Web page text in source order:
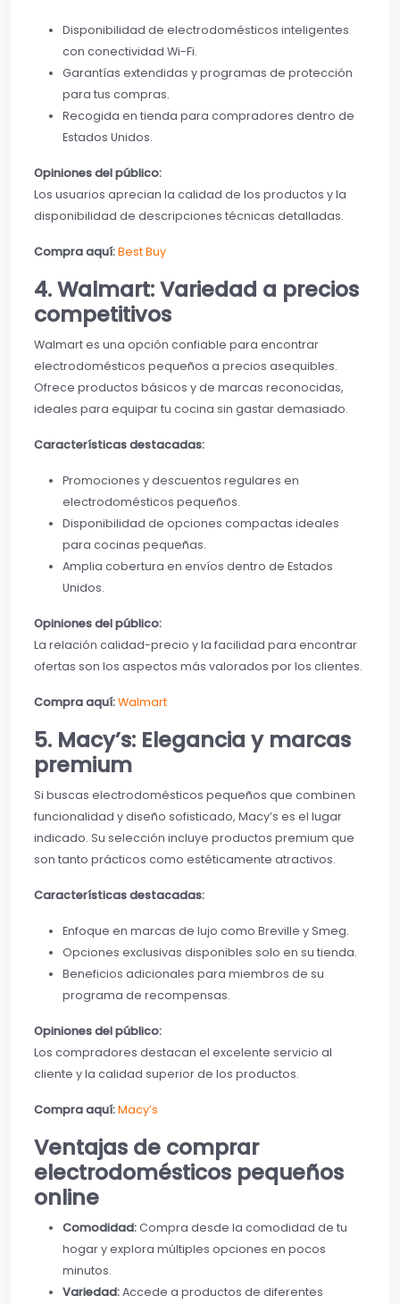
Disponibilidad de electrodomésticos inteligentes
con conectividad Wi-Fi.
Garantías extendidas y programas de protección
para tus compras.
Recogida en tienda para compradores dentro de
Estados Unidos.
Opiniones del público:
Los usuarios aprecian la calidad de los productos y la
disponibilidad de descripciones técnicas detalladas.
Compra aquí:Best Buy
4. Walmart: Variedad a precios
competitivos
Walmart es una opción confiable para encontrar
electrodomésticos pequeños a precios asequibles.
Ofrece productos básicos y de marcas reconocidas,
ideales para equipar tu cocina sin gastar demasiado.
Características destacadas:
Promociones y descuentos regulares en
electrodomésticos pequeños.
Disponibilidad de opciones compactas ideales
para cocinas pequeñas.
Amplia cobertura en envíos dentro de Estados
Unidos.
Opiniones del público:
La relación calidad-precio y la facilidad para encontrar
ofertas son los aspectos más valorados por los clientes.
Compra aquí:Walmart
5. Macy’s: Elegancia y marcas
premium
Si buscas electrodomésticos pequeños que combinen
funcionalidad y diseño sofisticado, Macy’s es el lugar
indicado. Su selección incluye productos premium que
son tanto prácticos como estéticamente atractivos.
Características destacadas:
Enfoque en marcas de lujo como Breville y Smeg.
Opciones exclusivas disponibles solo en su tienda.
Beneficios adicionales para miembros de su
programa de recompensas.
Opiniones del público:
Los compradores destacan el excelente servicio al
cliente y la calidad superior de los productos.
Compra aquí:Macy’s
Ventajas de comprar
electrodomésticos pequeños
online
Comodidad:Compra desde la comodidad de tu
hogar y explora múltiples opciones en pocos
minutos.
Variedad:Accede a productos de diferentes